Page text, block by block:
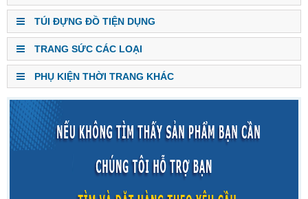
TÚI ĐỰNG ĐỒ TIỆN DỤNG
TRANG SỨC CÁC LOẠI
PHỤ KIỆN THỜI TRANG KHÁC